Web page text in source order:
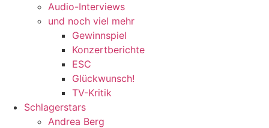
Audio-Interviews
und noch viel mehr
Gewinnspiel
Konzertberichte
ESC
Glückwunsch!
TV-Kritik
Schlagerstars
Andrea Berg